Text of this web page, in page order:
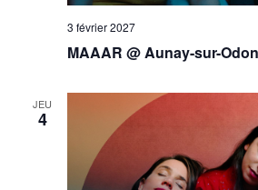
3 février 2027
MAAAR @ Aunay-sur-
JEU
4